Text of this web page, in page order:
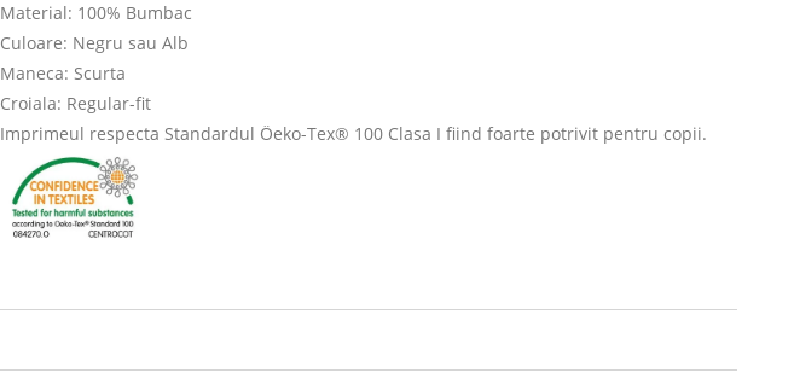
Material: 100% Bumbac
Culoare: Negru sau Alb
Maneca: Scurta
Croiala: Regular-fit
Imprimeul respecta Standardul Öeko-Tex® 100 Clasa I fiind foarte potrivit pentru copii.